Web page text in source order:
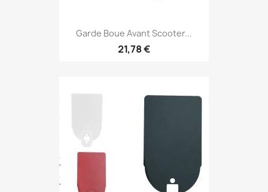
Garde Boue Avant Scooter...
21,78 €